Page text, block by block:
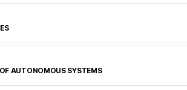
AUTONOMOUS SYSTEMS